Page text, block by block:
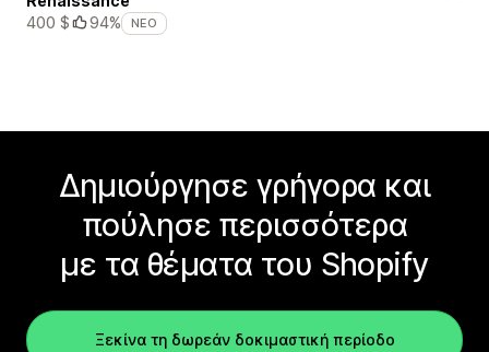
400 $
94% ΝΈΟ
Δημιούργησε γρήγορα και
πούλησε περισσότερα
με τα θέματα του Shopify
Ξεκίνα τη δωρεάν δοκιμαστική περίοδο